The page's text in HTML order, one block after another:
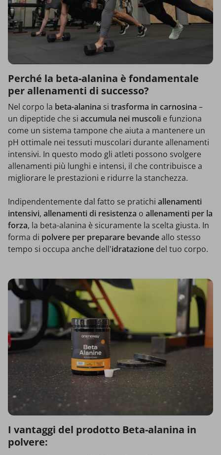
Perché la beta-alanina è fondamentale
per allenamenti di successo?
Nel corpo la beta-alanina si trasforma in carnosina –
un dipeptide che si accumula nei muscoli e funziona
come un sistema tampone che aiuta a mantenere un
pH ottimale nei tessuti muscolari durante allenamenti
intensivi. In questo modo gli atleti possono svolgere
allenamenti più lunghi e intensi, il che contribuisce a
migliorare le prestazioni e ridurre la stanchezza.
Indipendentemente dal fatto se pratichi allenamenti
intensivi, allenamenti di resistenza o allenamenti per la
forza, la beta-alanina è sicuramente la scelta giusta. In
forma di polvere per preparare bevandeallo stesso
tempo si occupa anche dell'idratazione del tuo corpo.
I vantaggi del prodotto Beta-alanina in
polvere: